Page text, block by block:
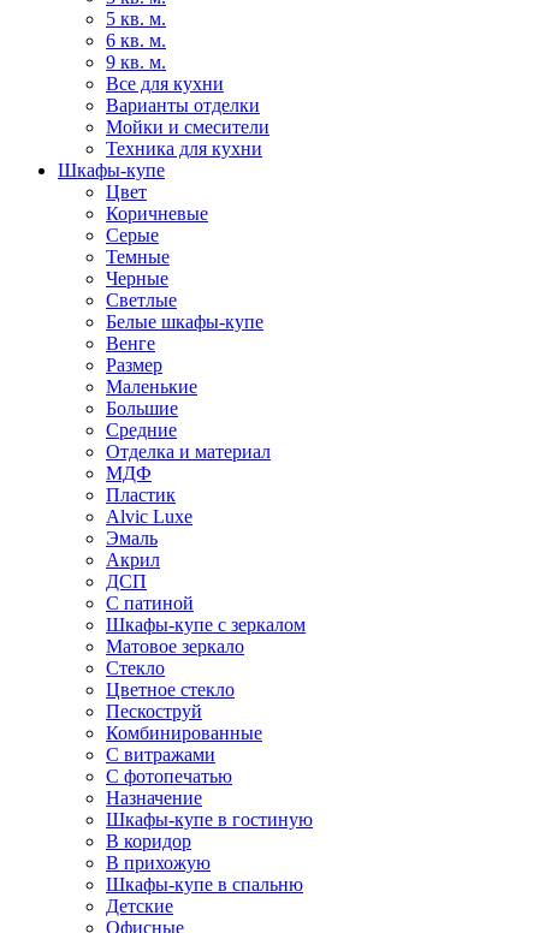
5 кв. м.
6 кв. м.
9 кв. м.
Все для кухни
Варианты отделки
Мойки и смесители
Техника для кухни
Шкафы-купе
Цвет
Коричневые
Серые
Темные
Черные
Светлые
Белые шкафы-купе
Венге
Размер
Маленькие
Большие
Средние
Отделка и материал
МДФ
Пластик
Alvic Luxe
Эмаль
Акрил
ДСП
С патиной
Шкафы-купе с зеркалом
Матовое зеркало
Стекло
Цветное стекло
Пескоструй
Комбинированные
С витражами
С фотопечатью
Назначение
Шкафы-купе в гостиную
В коридор
В прихожую
Шкафы-купе в спальню
Детские
Офисные